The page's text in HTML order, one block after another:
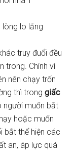
lo lắng
truy đuổi đều
trong. Chính vì
nên chạy trốn
thì tronggiấc
người muốn bắt
hoặc muốn
bắt thể hiện các
an, áp lực quá